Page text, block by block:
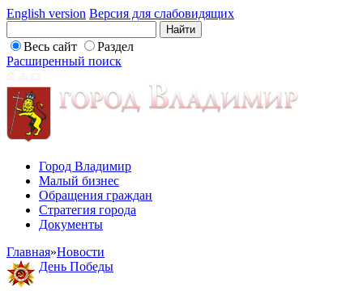
English version Версия для слабовидящих
Весь сайт
Раздел
Расширенный поиск
Город Владимир
Малый бизнес
Обращения граждан
Стратегия города
Документы
Главная»Новости
День Победы